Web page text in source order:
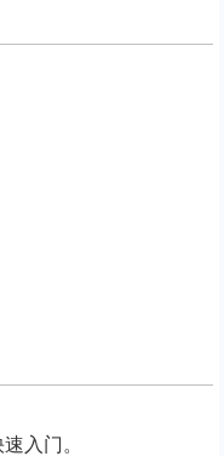
入门。